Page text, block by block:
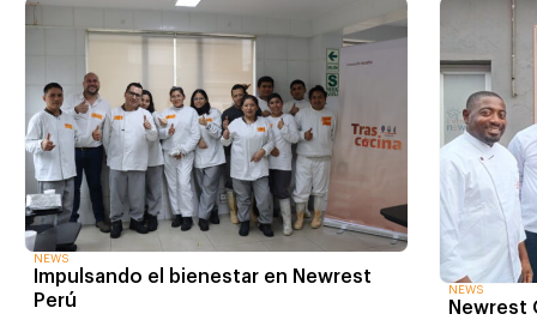
NEWS
Impulsando el bienestar en Newrest
Perú
NEWS
Newrest